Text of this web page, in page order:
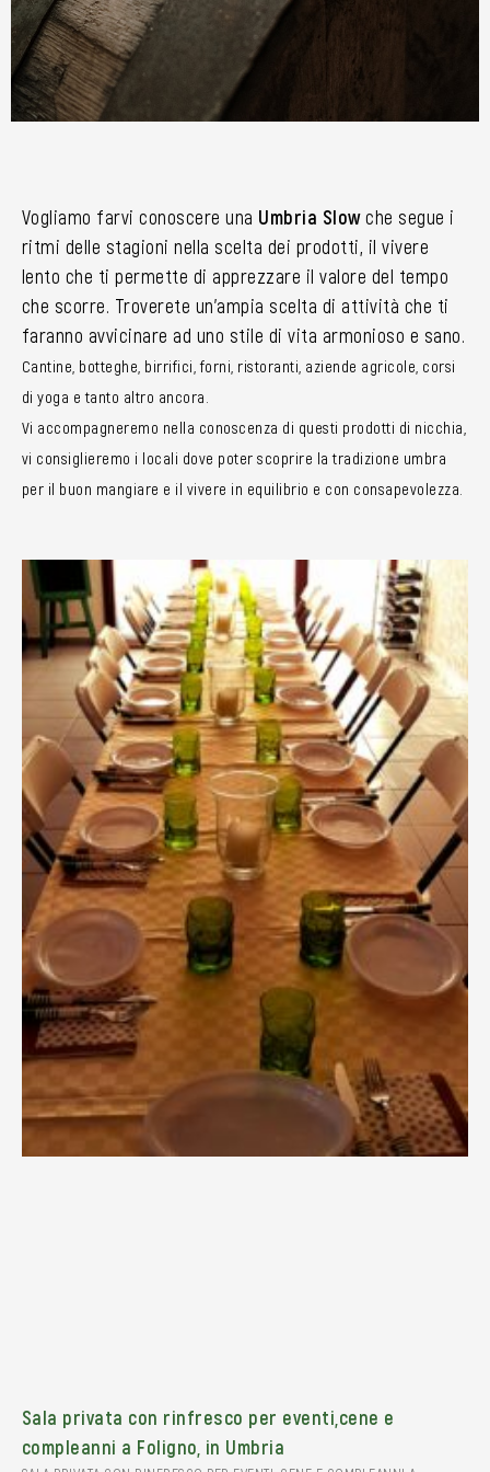
Vogliamo farvi conoscere una Umbria Slowche segue i
ritmi delle stagioni nella scelta dei prodotti, il vivere
lento che ti permette di apprezzare il valore del tempo
che scorre. Troverete un’ampia scelta di attività che ti
faranno avvicinare ad uno stile di vita armonioso e sano.
Cantine, botteghe, birrifici, forni, ristoranti, aziende agricole, corsi
di yoga e tanto altro ancora.
Vi accompagneremo nella conoscenza di questi prodotti di nicchia,
vi consiglieremo i locali dove poter scoprire la tradizione umbra
per il buon mangiare e il vivere in equilibrio e con consapevolezza.
Sala privata con rinfresco per eventi,cene e
compleanni a Foligno, in Umbria